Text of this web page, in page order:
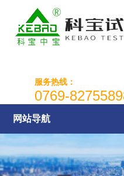
服务热线：
0769-
网站导航